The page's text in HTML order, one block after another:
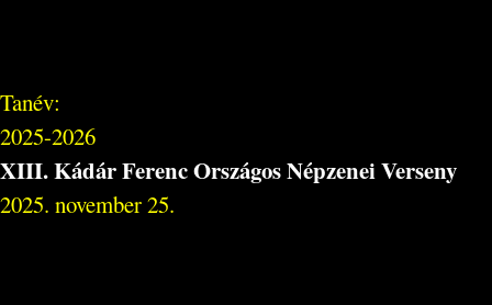
Tanév:
2025-2026
XIII. Kádár Ferenc Országos Népzenei Verseny
2025. november 25.